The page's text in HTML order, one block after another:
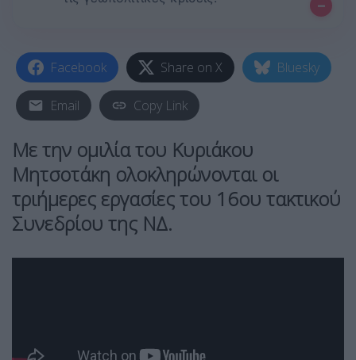
–
Facebook Share on X Bluesky
Email Copy Link
Με την ομιλία του Κυριάκου
Μητσοτάκη ολοκληρώνονται οι
τριήμερες εργασίες του 16ου τακτικού
Συνεδρίου της ΝΔ.